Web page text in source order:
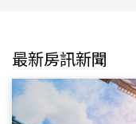
最新房訊新聞